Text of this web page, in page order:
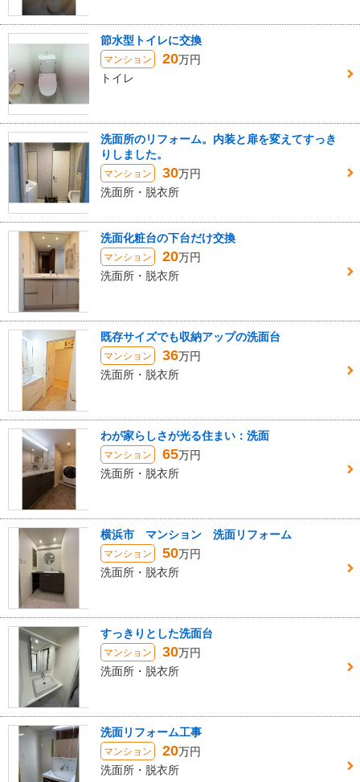
節水型トイレに交換
マンション 20万円
トイレ
洗面所のリフォーム。内装と扉を変えてすっき
りしました。
マンション 30万円
洗面所・脱衣所
洗面化粧台の下台だけ交換
マンション 20万円
洗面所・脱衣所
既存サイズでも収納アップの洗面台
マンション 36万円
洗面所・脱衣所
わが家らしさが光る住まい：洗面
マンション 65万円
洗面所・脱衣所
横浜市 マンション 洗面リフォーム
マンション 50万円
洗面所・脱衣所
すっきりとした洗面台
マンション 30万円
洗面所・脱衣所
洗面リフォーム工事
マンション 20万円
洗面所・脱衣所